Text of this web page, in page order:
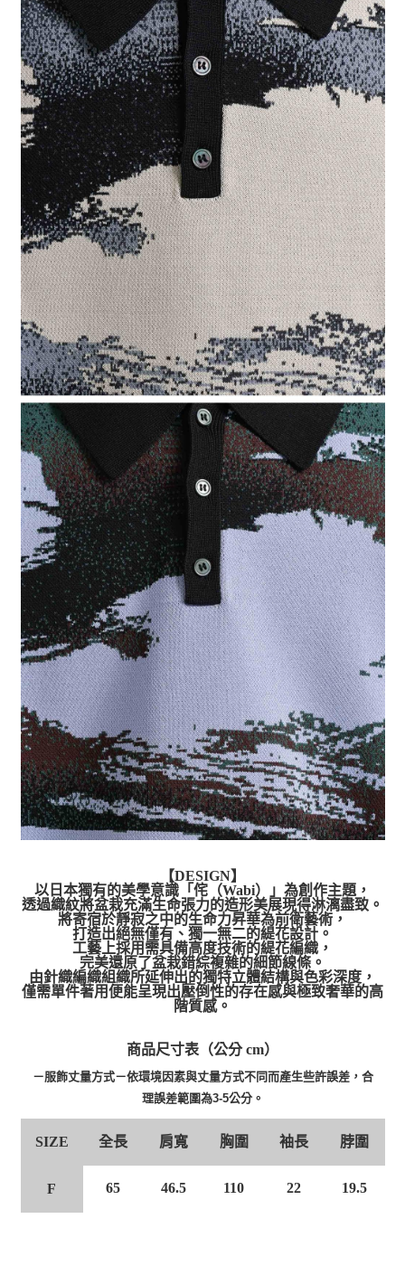
【DESIGN】
以日本獨有的美學意識「侘（Wabi）」為創作主題，
透過織紋將盆栽充滿生命張力的造形美展現得淋漓盡致。
將寄宿於靜寂之中的生命力昇華為前衛藝術，
打造出絕無僅有、獨一無二的緹花設計。
工藝上採用需具備高度技術的緹花編織，
完美還原了盆栽錯綜複雜的細節線條。
由針織編織組織所延伸出的獨特立體結構與色彩深度，
僅需單件著用便能呈現出壓倒性的存在感與極致奢華的高
階質感。
商品尺寸表（公分 cm）
－服飾丈量方式－依環境因素與丈量方式不同而產生些許誤差，合
理誤差範圍為3-5公分。
SIZE 全長 肩寬 胸圍 袖長 脖圍
F 65 46.5 110 22 19.5